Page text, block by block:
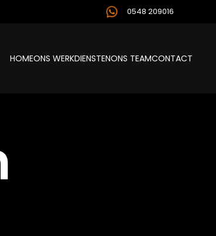
0548 209016
HOMEONS WERKDIENSTENONS TEAMCONTACT